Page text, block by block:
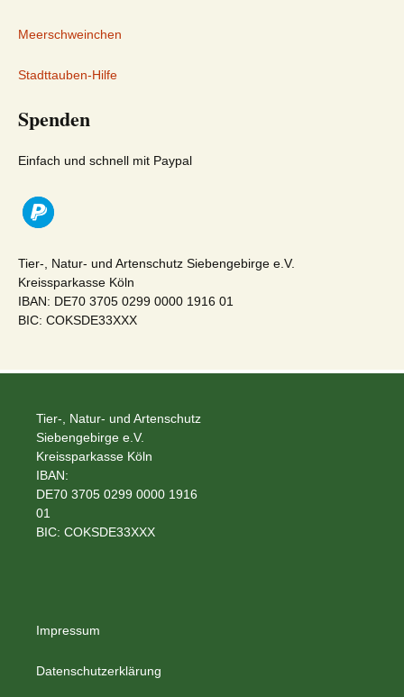
Meerschweinchen
Stadttauben-Hilfe
Spenden
Einfach und schnell mit Paypal
Tier-, Natur- und Artenschutz Siebengebirge e.V.
Kreissparkasse Köln
IBAN: DE70 3705 0299 0000 1916 01
BIC: COKSDE33XXX
Tier-, Natur- und Artenschutz
Siebengebirge e.V.
Kreissparkasse Köln
IBAN:
DE70 3705 0299 0000 1916
01
BIC: COKSDE33XXX
Impressum
Datenschutzerklärung